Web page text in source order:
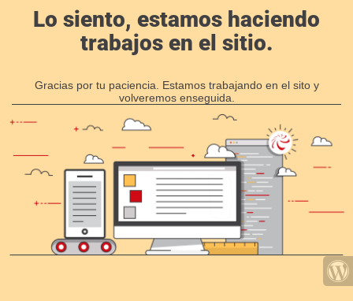
Lo siento, estamos haciendo
trabajos en el sitio.
Gracias por tu paciencia. Estamos trabajando en el sito y
volveremos enseguida.